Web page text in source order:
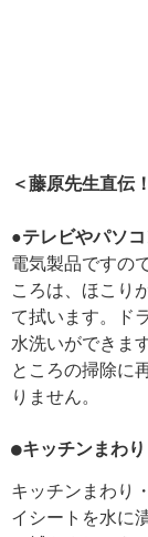
＜藤原先生直伝
●テレビやパソ
電気製品ですの
ころは、ほこり
て拭います。ド
水洗いができま
ところの掃除に
りません。
●キッチンまわ
キッチンまわり
イシートを水に